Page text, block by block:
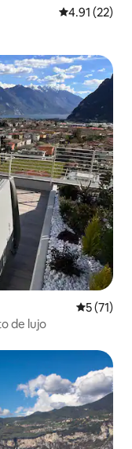
Calificación
4.91 (22)
5 (71)
de lujo